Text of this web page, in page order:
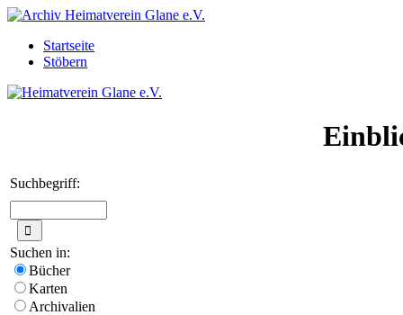
Startseite
Stöbern
Suchbegriff:
Suchen in:
Bücher
Karten
Archivalien